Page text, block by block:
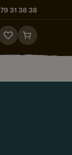
31 38 38
Go
to
page
Go
to
page